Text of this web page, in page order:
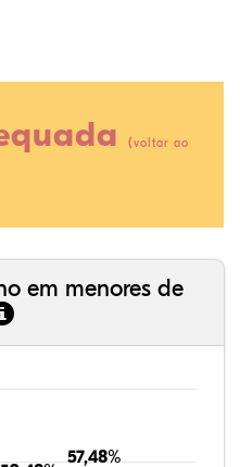
(voltar ao
em menores de
57,48%
57,48%